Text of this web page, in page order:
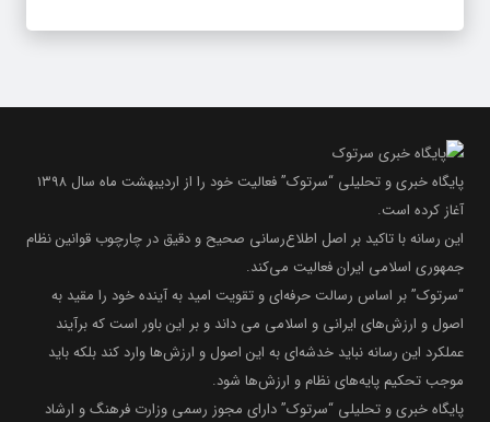
پایگاه خبری و تحلیلی “سرتوک” فعالیت خود را از اردیبهشت ماه سال ۱۳۹۸
آغاز کرده است.
این رسانه با تاکید بر اصل اطلاع‌رسانی صحیح و دقیق در چارچوب قوانین نظام
جمهوری اسلامی ایران فعالیت می‌کند.
“سرتوک” بر اساس رسالت حرفه‌ای و تقویت امید به آینده خود را مقید به
اصول و ارزش‌های ایرانی و اسلامی می داند و بر این باور است که برآیند
عملکرد این رسانه نباید خدشه‌ای به این اصول و ارزش‌ها وارد کند بلکه باید
موجب تحکیم پایه‌های نظام و ارزش‌ها شود.
پایگاه خبری و تحلیلی “سرتوک” دارای مجوز رسمی وزارت فرهنگ و ارشاد